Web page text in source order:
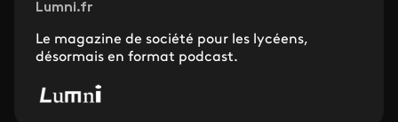
Lumni.fr
Le magazine de société pour les lycéens,
désormais en format podcast.